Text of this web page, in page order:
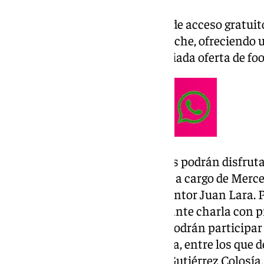
La jornada, abierta al público y de acceso
se prolongará hasta la medianoche,
showcooking, charlas y una variada oferta de
A las 20:00 horas, los asistentes podrán
marino con praliné de piñones” a cargo de
Escuela de Hostelería del IES Pintor Juan
horas, se celebrará una interesante charla con
las 21:30 horas, los asistentes podrán
productos típicos de la provincia, entre los que
Las Tejas de El Puerto, Bodega Gutiérrez